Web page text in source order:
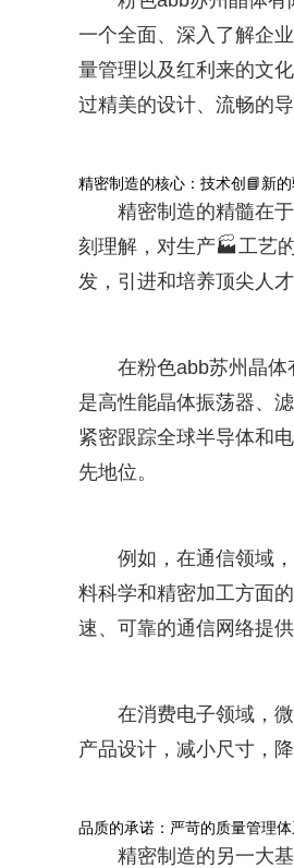
一个全面、深入了解企
量管理以及红利来的文
过精美的设计、流畅的
精密制造的核心：技术创📘新的
精密制造的精髓在
刻理解，对生产🏭工艺
发，引进和培养顶尖人
在粉色abb苏州晶
是高性能晶体振荡器、
紧密跟踪全球半导体和
先地位。
例如，在通信领域
料科学和精密加工方面
速、可靠的通信网络提供
在消费电子领域，
产品设计，减小尺寸，
品质的承诺：严苛的质量管理体
精密制造的另一大